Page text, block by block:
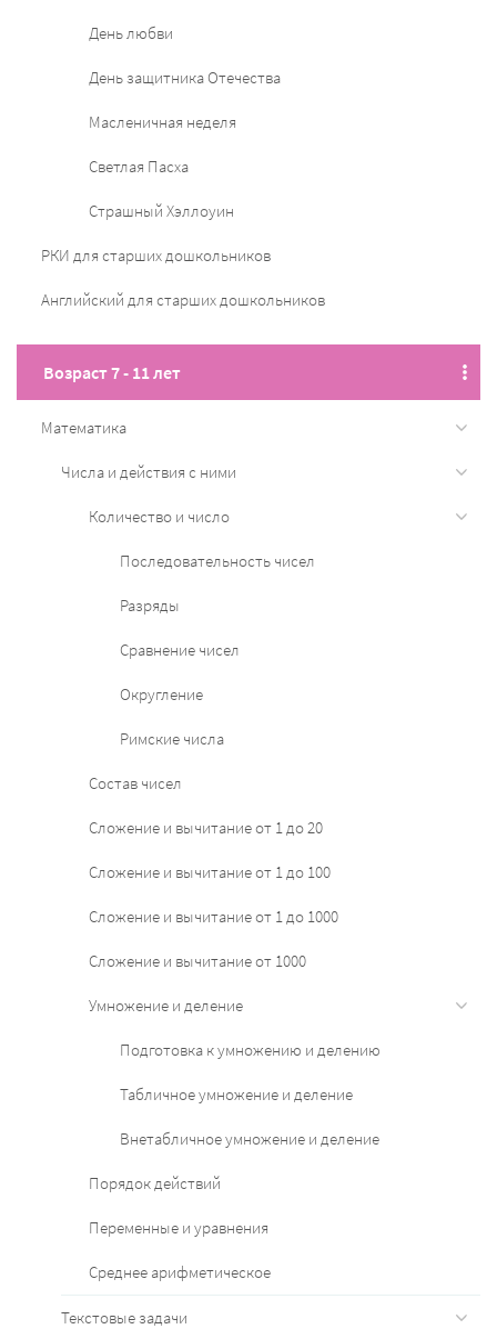
День любви
День защитника Отечества
Масленичная неделя
Светлая Пасха
Страшный Хэллоуин
РКИ для старших дошкольников
Английский для старших дошкольников
Возраст 7 - 11 лет
Математика
Числа и действия с ними
Количество и число
Последовательность чисел
Разряды
Cравнение чисел
Округление
Римские числа
Состав чисел
Сложение и вычитание от 1 до 20
Сложение и вычитание от 1 до 100
Сложение и вычитание от 1 до 1000
Сложение и вычитание от 1000
Умножение и деление
Подготовка к умножению и делению
Табличное умножение и деление
Внетабличное умножение и деление
Порядок действий
Переменные и уравнения
Среднее арифметическое
Текстовые задачи